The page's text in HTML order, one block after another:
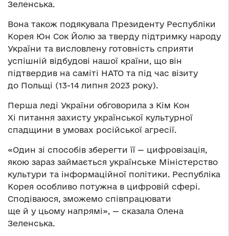
Зеленська.
Вона також подякувала Президенту Республіки
Корея Юн Сок Йолю за тверду підтримку народу
України та висловлену готовність сприяти
успішній відбудові нашої країни, що він
підтвердив на саміті НАТО та під час візиту
до Польщі (13-14 липня 2023 року).
Перша леді України обговорила з Кім Кон
Хі питання захисту української культурної
спадщини в умовах російської агресії.
«Один зі способів зберегти її — цифровізація,
якою зараз займається українське Міністерство
культури та інформаційної політики. Республіка
Корея особливо потужна в цифровій сфері.
Сподіваюся, зможемо співпрацювати
ще й у цьому напрямі», — сказала Олена
Зеленська.